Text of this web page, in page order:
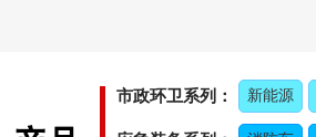
市政环卫系列： 新能源